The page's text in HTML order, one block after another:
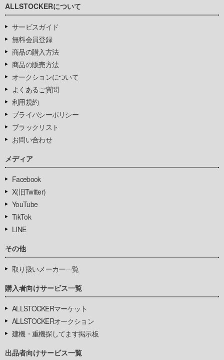
ALLSTOCKERについて
サービスガイド
無料会員登録
商品の購入方法
商品の販売方法
オークションについて
よくあるご質問
利用規約
プライバシーポリシー
ブラックリスト
お問い合わせ
メディア
Facebook
X(旧Twitter)
YouTube
TikTok
LINE
その他
取り扱いメーカー一覧
購入者向けサービス一覧
ALLSTOCKERマーケット
ALLSTOCKERオークション
建機・重機探してます掲示板
出品者向けサービス一覧